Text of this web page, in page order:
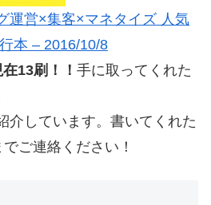
運営×集客×マネタイズ 人気
本 – 2016/10/8
13刷！！ 手に取ってくれた
介しています。書いてくれた
でご連絡ください！